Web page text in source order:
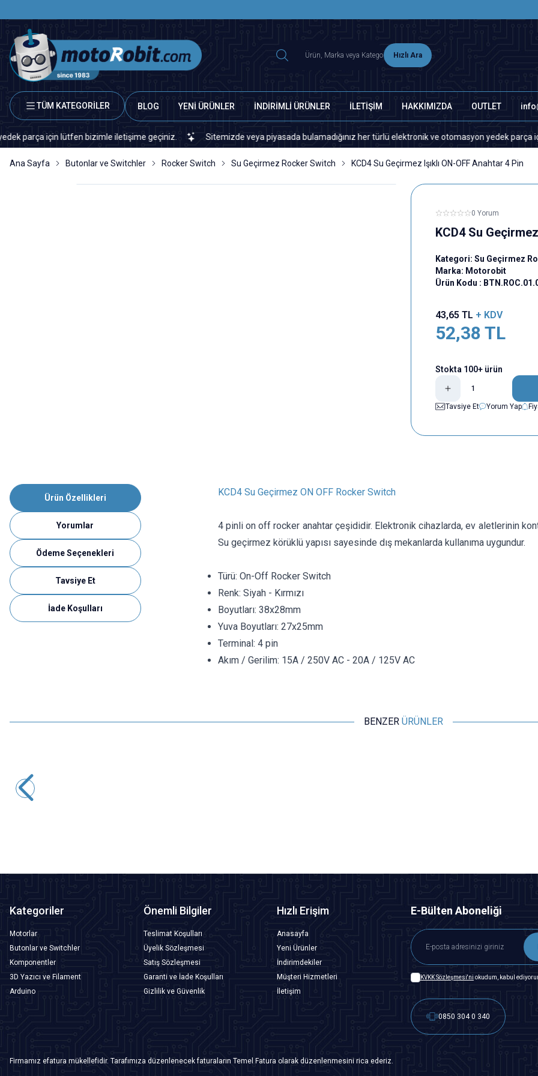
Hızlı Ara
TÜM KATEGORİLER BLOG YENİ ÜRÜNLER İNDİRİMLİ ÜRÜNLER İLETİŞİM HAKKIMIZDA OUTLET
için lütfen bizimle iletişime geçiniz. Sitemizde veya piyasada bulamadığınız her türlü elektronik ve otomasyon yedek parça için
Ana Sayfa Butonlar ve Switchler Rocker Switch Su Geçirmez Rocker Switch KCD4 Su Geçirmez Işıklı ON-OFF Anahtar 4 Pin
0 Yorum
KCD4 Su
Kategori: Su Geçirmez
Marka: Motorobit
Ürün Kodu :
43,65 TL + KDV
52,38 TL
Stokta 100+ ürün
Tavsiye Et
Yorum Yap
Ürün Özellikleri
Yorumlar
Ödeme Seçenekleri
Tavsiye Et
İade Koşulları
KCD4 Su Geçirmez ON OFF Rocker Switch
4 pinli on off rocker anahtar çeşididir. Elektronik cihazlarda, ev aletlerinin
Su geçirmez körüklü yapısı sayesinde dış mekanlarda kullanıma uygundur.
Türü: On-Off Rocker Switch
Renk: Siyah - Kırmızı
Boyutları: 38x28mm
Yuva Boyutları: 27x25mm
Terminal: 4 pin
Akım / Gerilim: 15A / 250V AC - 20A / 125V AC
BENZER ÜRÜNLER
Kategoriler
Motorlar
Butonlar ve Switchler
Komponentler
3D Yazıcı ve Filament
Arduino
Önemli Bilgiler
Teslimat Koşulları
Üyelik Sözleşmesi
Satış Sözleşmesi
Garanti ve İade Koşulları
Gizlilik ve Güvenlik
Hızlı Erişim
Anasayfa
Yeni Ürünler
İndirimdekiler
Müşteri Hizmetleri
İletişim
E-Bülten Aboneliği
KVKK Sözleşmesi'ni okudum, kabul
0850 304 0 340
Firmamız efatura mükellefidir. Tarafımıza düzenlenecek faturaların Temel Fatura olarak düzenlenmesini rica ederiz.